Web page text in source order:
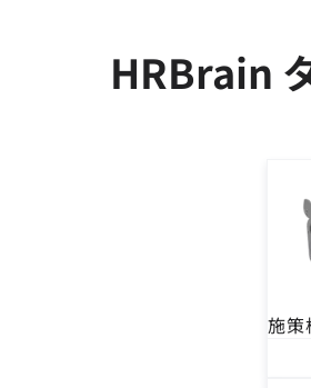
HRBrain
施